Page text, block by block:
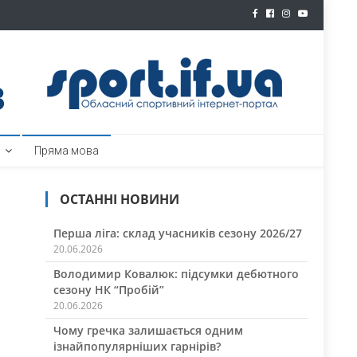
Пряма мова
ОСТАННІ НОВИНИ
Перша ліга: склад учасників сезону 2026/27
20.06.2026
Володимир Ковалюк: підсумки дебютного
сезону НК “Пробій”
20.06.2026
Чому гречка залишається одним
ізнайпопулярніших гарнірів?